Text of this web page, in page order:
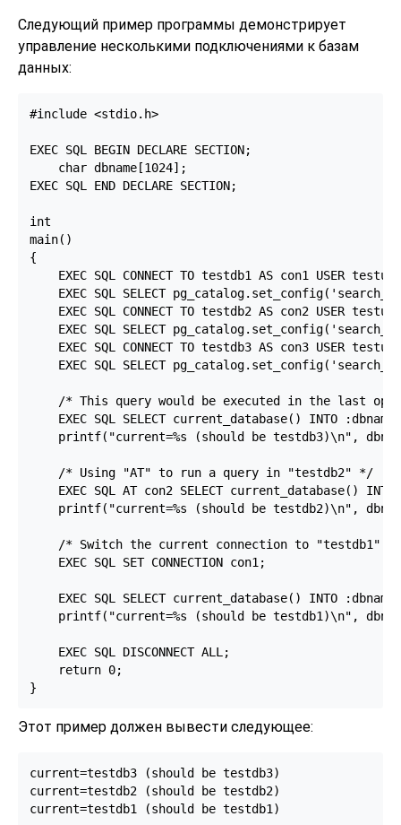
Следующий пример программы демонстрирует
управление несколькими подключениями к базам
данных:
#include <stdio.h>
EXEC SQL BEGIN DECLARE SECTION;
    char dbname[1024];
EXEC SQL END DECLARE SECTION;
int
main()
{
EXEC SQL CONNECT TO testdb1 AS con1 USER
EXEC SQL SELECT
EXEC SQL CONNECT TO testdb2 AS con2 USER
EXEC SQL SELECT
EXEC SQL CONNECT TO testdb3 AS con3 USER
EXEC SQL SELECT
/* This query would be executed in the last
    EXEC SQL SELECT current_database() INTO :dbname;
printf("current=%s (should be testdb3)\n",
    /* Using "AT" to run a query in "testdb2" */
EXEC SQL AT con2 SELECT current_database() INTO
printf("current=%s (should be testdb2)\n",
/* Switch the current connection to "testdb1".
    EXEC SQL SET CONNECTION con1;
    EXEC SQL SELECT current_database() INTO :dbname;
printf("current=%s (should be testdb1)\n",
    EXEC SQL DISCONNECT ALL;
    return 0;
Этот пример должен вывести следующее:
current=testdb3 (should be testdb3)
current=testdb2 (should be testdb2)